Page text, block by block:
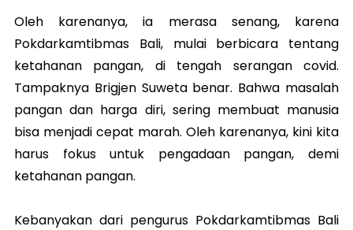
Oleh karenanya, ia merasa senang, karena
Pokdarkamtibmas Bali, mulai berbicara tentang
ketahanan pangan, di tengah serangan covid.
Tampaknya Brigjen Suweta benar. Bahwa masalah
pangan dan harga diri, sering membuat manusia
bisa menjadi cepat marah. Oleh karenanya, kini kita
harus fokus untuk pengadaan pangan, demi
ketahanan pangan.
Kebanyakan dari pengurus Pokdarkamtibmas Bali